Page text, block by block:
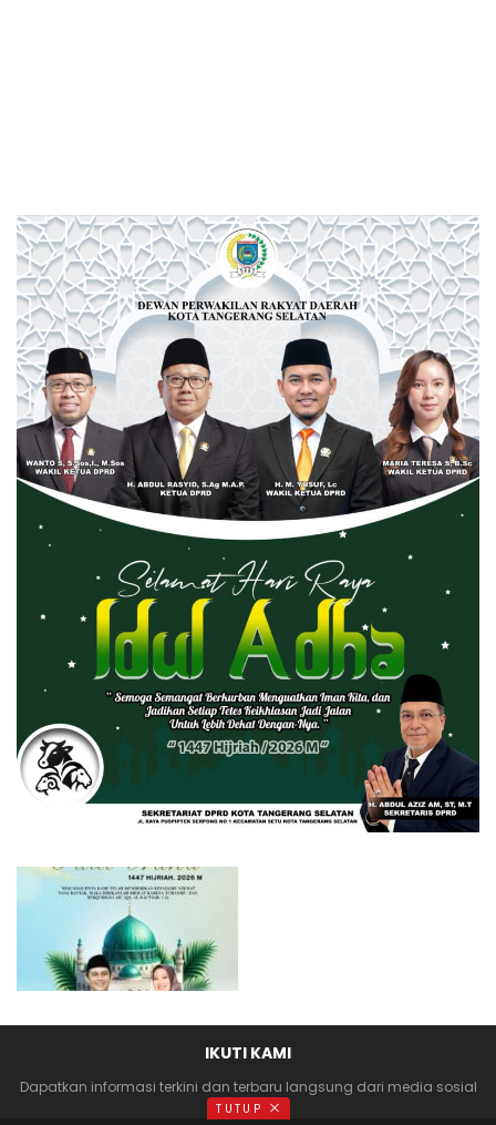
IKUTI KAMI
Dapatkan informasi terkini dan terbaru langsung dari media sosial
anda
TUTUP